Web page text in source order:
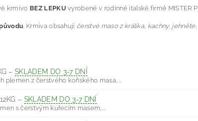
krmivo BEZ LEPKU vyrobené v rodinné italské firmě MISTER
. Krmiva obsahují čerstvé masoz králíka, kachny,
–SKLADEM DO 3-7 DNÍ
z čerstvého koňského masa,...
– SKLADEM DO 3-7 DNÍ
s čerstvým kuřecím masem,...